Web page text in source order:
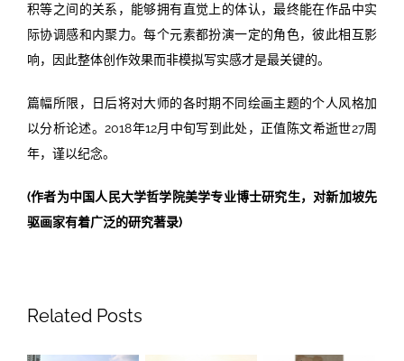
积等之间的关系，能够拥有直觉上的体认，最终能在作品中实
际协调感和内聚力。每个元素都扮演一定的角色，彼此相互影
响，因此整体创作效果而非模拟写实感才是最关键的。
篇幅所限，日后将对大师的各时期不同绘画主题的个人风格加
以分析论述。2018年12月中旬写到此处，正值陈文希逝世27周
年，谨以纪念。
(作者为中国人民大学哲学院美学专业博士研究生，对新加坡先
驱画家有着广泛的研究著录)
Related Posts